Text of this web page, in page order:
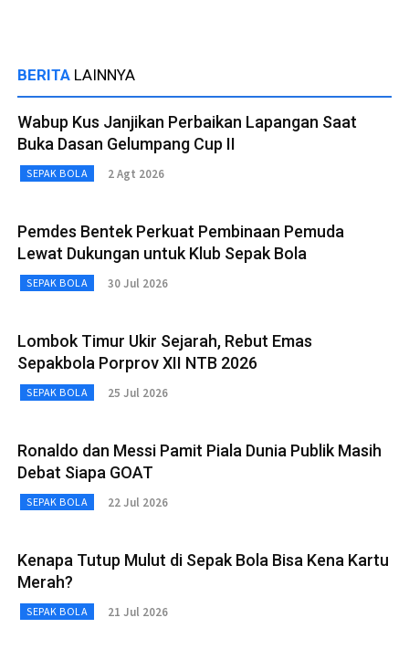
BERITA LAINNYA
Wabup Kus Janjikan Perbaikan Lapangan Saat
Buka Dasan Gelumpang Cup II
SEPAK BOLA 2 Agt 2026
Pemdes Bentek Perkuat Pembinaan Pemuda
Lewat Dukungan untuk Klub Sepak Bola
SEPAK BOLA 30 Jul 2026
Lombok Timur Ukir Sejarah, Rebut Emas
Sepakbola Porprov XII NTB 2026
SEPAK BOLA 25 Jul 2026
Ronaldo dan Messi Pamit Piala Dunia Publik Masih
Debat Siapa GOAT
SEPAK BOLA 22 Jul 2026
Kenapa Tutup Mulut di Sepak Bola Bisa Kena Kartu
Merah?
SEPAK BOLA 21 Jul 2026